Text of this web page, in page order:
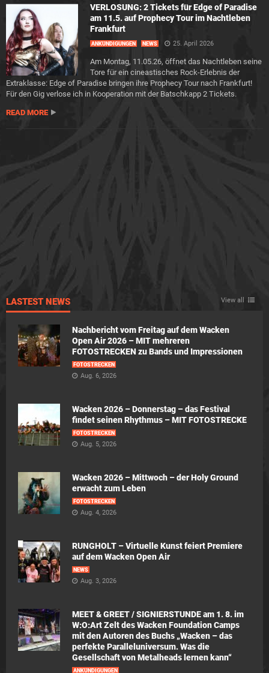
VERLOSUNG: 2 Tickets für Edge of Paradise
am 11.5. auf Prophecy Tour im Nachtleben
Frankfurt
ANKÜNDIGUNGEN NEWS 25. April 2026
Am Montag, 11.05.26, öffnet das Nachtleben seine
Tore für ein cineastisches Rock-Erlebnis der
Extraklasse: Edge of Paradise bringen ihre Prophecy Tour nach Frankfurt!
Für den Gig verlose ich in Kooperation mit der Batschkapp 2 Tickets.
READ MORE
LASTEST NEWS View all
Nachbericht vom Freitag auf dem Wacken
Open Air 2026 – MIT mehreren
FOTOSTRECKEN zu Bands und Impressionen
FOTOSTRECKEN
Aug. 6, 2026
Wacken 2026 – Donnerstag – das Festival
findet seinen Rhythmus – MIT FOTOSTRECKE
FOTOSTRECKEN
Aug. 5, 2026
Wacken 2026 – Mittwoch – der Holy Ground
erwacht zum Leben
FOTOSTRECKEN
Aug. 4, 2026
RUNGHOLT – Virtuelle Kunst feiert Premiere
auf dem Wacken Open Air
NEWS
Aug. 3, 2026
MEET & GREET / SIGNIERSTUNDE am 1. 8. im
W:O:Art Zelt des Wacken Foundation Camps
mit den Autoren des Buchs „Wacken – das
perfekte Paralleluniversum. Was die
Gesellschaft von Metalheads lernen kann“
ANKÜNDIGUNGEN